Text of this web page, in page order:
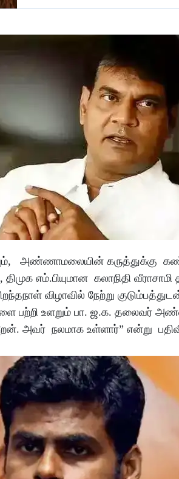
அண்ணாமலையின் கருத்துக்கு
எம்.பியுமான கலாநிதி
விழாவில் நேற்று
பற்றி உளறும் பா. ஜ.க. தலைவர்
அவர் நலமாக உள்ளார்” என்று